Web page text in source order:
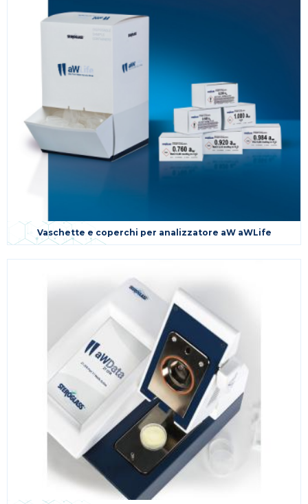
Vaschette e coperchi per analizzatore aW aWLife